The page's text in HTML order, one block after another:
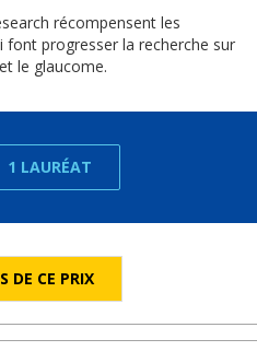
récompensent les
font progresser la recherche sur
le glaucome.
1 LAURÉAT
DE CE PRIX